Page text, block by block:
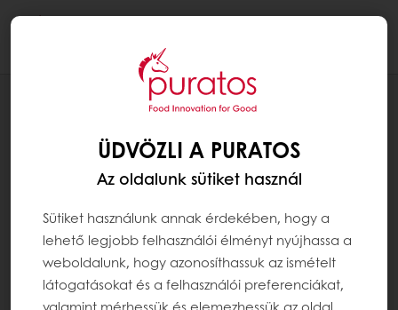
BELGA TRIPLA CSOKIS MOUSSE
HOZZÁADOTT CUKOR NÉLKÜL
ÜDVÖZLI A PURATOS
Az oldalunk sütiket használ
Sütiket használunk annak érdekében, hogy a
lehető legjobb felhasználói élményt nyújhassa a
weboldalunk, hogy azonosíthassuk az ismételt
látogatásokat és a felhasználói preferenciákat,